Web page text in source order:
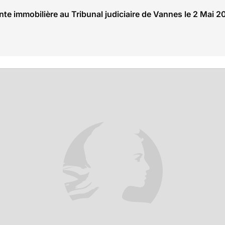
immobilière au Tribunal judiciaire de Vannes le 2 Mai